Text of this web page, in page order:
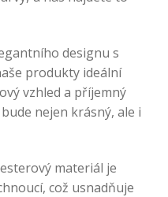
designu s
produkty ideální
vzhled a příjemný
nejen krásný, ale i
materiál je
což usnadňuje